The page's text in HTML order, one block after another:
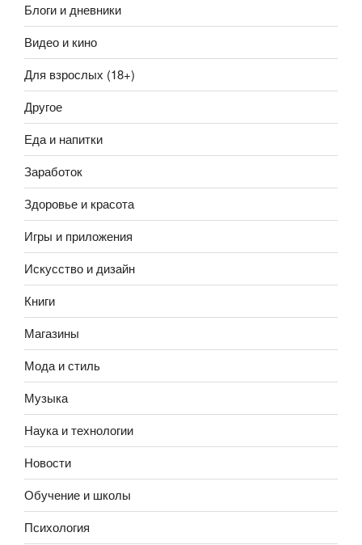
Блоги и дневники
Видео и кино
Для взрослых (18+)
Другое
Еда и напитки
Заработок
Здоровье и красота
Игры и приложения
Искусство и дизайн
Книги
Магазины
Мода и стиль
Музыка
Наука и технологии
Новости
Обучение и школы
Психология